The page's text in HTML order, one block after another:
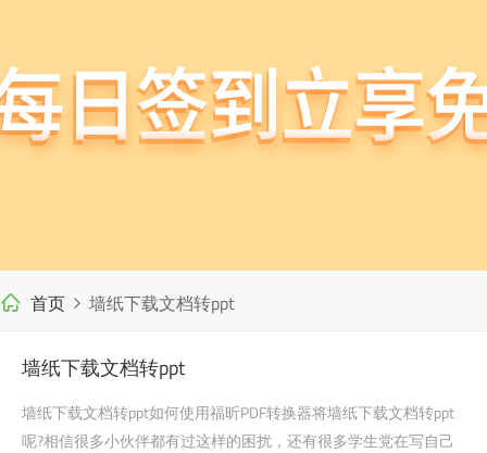
首页 墙纸下载文档转ppt
墙纸下载文档转ppt
墙纸下载文档转ppt如何使用福昕PDF转换器将墙纸下载文档转ppt
呢?相信很多小伙伴都有过这样的困扰，还有很多学生党在写自己